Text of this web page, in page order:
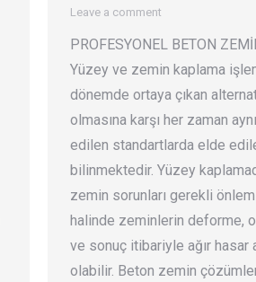
Leave a comment
PROFESYONEL BETON
Yüzey ve zemin kaplama
dönemde ortaya çıkan
olmasına karşı her zaman
edilen standartlarda elde
bilinmektedir. Yüzey
zemin sorunları gerekli
halinde zeminlerin deforme,
ve sonuç itibariyle ağır hasar
olabilir. Beton zemin